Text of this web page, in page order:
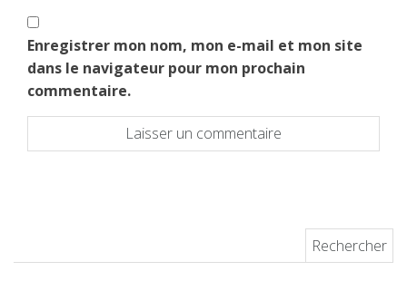
Enregistrer mon nom, mon e-mail et mon site
dans le navigateur pour mon prochain
commentaire.